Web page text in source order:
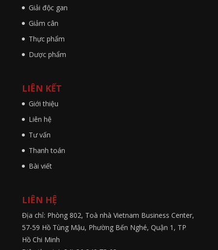
Giải độc gan
Giảm cân
Thực phẩm
Dược phẩm
LIÊN KẾT
Giới thiệu
Liên hệ
Tư vấn
Thanh toán
Bài viết
LIÊN HỆ
Địa chỉ: Phòng 802, Toà nhà Vietnam Business Center,
57-59 Hồ Tùng Mậu, Phường Bến Nghé, Quận 1, TP
Hồ Chi Minh